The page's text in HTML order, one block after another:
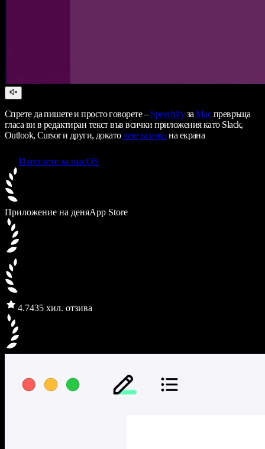
Спрете да пишете и просто говорете – SpeechifyзаMacпревръща
гласа ви в редактиран текст във всички приложения като Slack,
Outlook, Cursor и други, докаточете всичкона екрана
Изтеглете за macOS
Приложение на деняApp Store
4.7435 хил. отзива